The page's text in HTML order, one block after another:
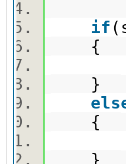
if
{
}
{
}